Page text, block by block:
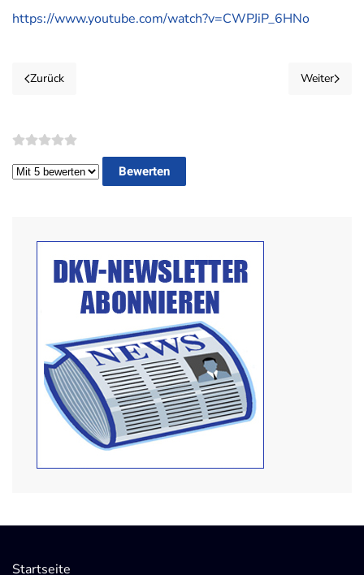
https://www.youtube.com/watch?v=CWPJiP_6HNo
Zurück Weiter
Bitte bewerten
Startseite